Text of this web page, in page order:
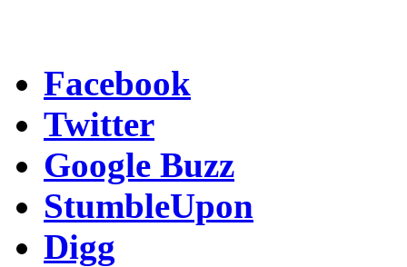
Facebook
Twitter
Google Buzz
StumbleUpon
Digg